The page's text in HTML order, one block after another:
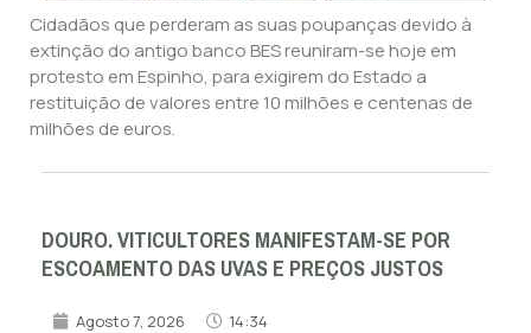
Cidadãos que perderam as suas poupanças devido à
extinção do antigo banco BES reuniram-se hoje em
protesto em Espinho, para exigirem do Estado a
restituição de valores entre 10 milhões e centenas de
milhões de euros.
DOURO. VITICULTORES MANIFESTAM-SE POR
ESCOAMENTO DAS UVAS E PREÇOS JUSTOS
Agosto 7, 2026 14:34